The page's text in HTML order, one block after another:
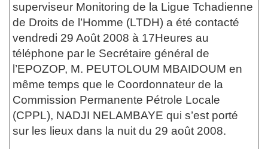
superviseur Monitoring de la Ligue Tchadienne
de Droits de l’Homme (LTDH) a été contacté
vendredi 29 Août 2008 à 17Heures au
téléphone par le Secrétaire général de
l’EPOZOP, M. PEUTOLOUM MBAIDOUM en
même temps que le Coordonnateur de la
Commission Permanente Pétrole Locale
(CPPL), NADJI NELAMBAYE qui s’est porté
sur les lieux dans la nuit du 29 août 2008.